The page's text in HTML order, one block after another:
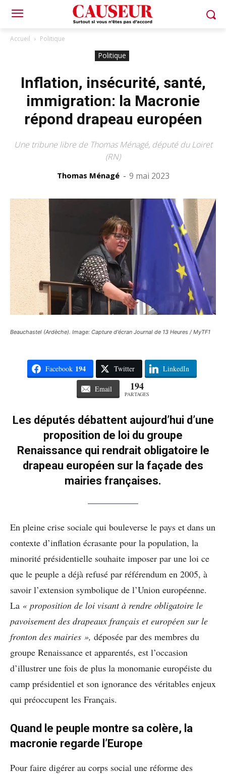
Accueil Politique
Politique
Inflation, insécurité, santé,
immigration: la Macronie
répond drapeau européen
Une tribune libre de Thomas Ménagé, député du Loiret
(RN)
Thomas Ménagé - 9 mai 2023
Beauchastel (Ardèche). Image: Capture d'écran Journal de 13 Heures / MyTF1
Facebook 194 Twitter LinkedIn
Email 194
PARTAGES
Les députés débattent aujourd’hui d’une
proposition de loi du groupe
Renaissance qui rendrait obligatoire le
drapeau européen sur la façade des
mairies françaises.
En pleine crise sociale qui bouleverse le pays et dans un
contexte d’inflation écrasante pour la population, la
minorité présidentielle souhaite imposer par une loi ce
que le peuple a déjà refusé par référendum en 2005, à
savoir l’extension symbolique de l’Union européenne.
La « proposition de loi visant à rendre obligatoire le
pavoisement des drapeaux français et européen sur le
fronton des mairies », déposée par des membres du
groupe Renaissance et apparentés, est l’occasion
d’illustrer une fois de plus la monomanie européiste du
camp présidentiel et son ignorance des véritables enjeux
qui préoccupent les Français.
Quand le peuple montre sa colère, la
macronie regarde l’Europe
Pour faire digérer au corps social une réforme des